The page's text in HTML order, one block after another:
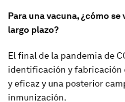
Para una vacuna, ¿cómo
largo plazo?
El final de la pandemia de
identificación y fabricación
y eficaz y una posterior
inmunización.